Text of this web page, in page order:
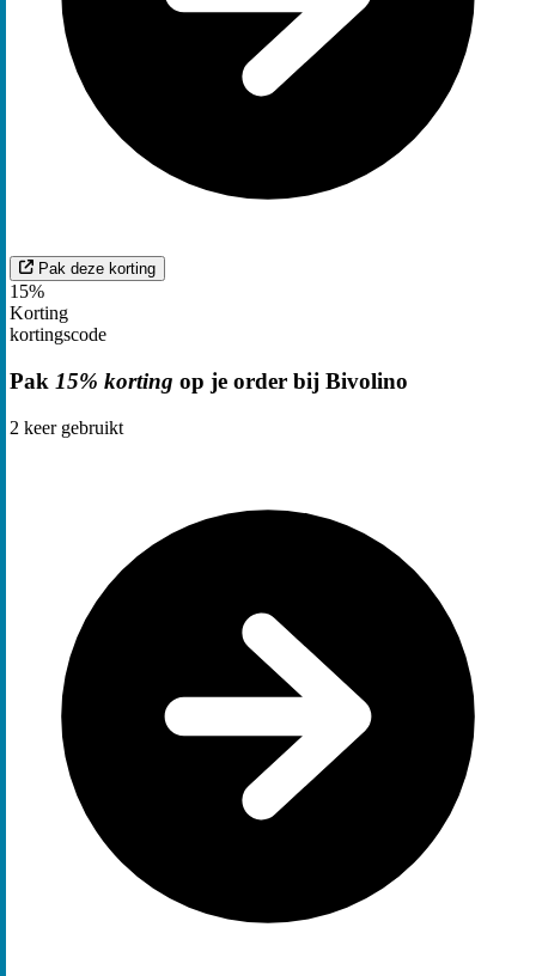
Pak deze korting
15%
Korting
kortingscode
Pak 15% korting op je order bij Bivolino
2 keer gebruikt